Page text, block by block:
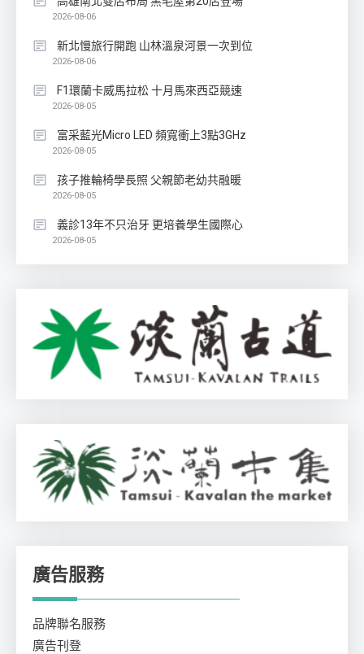
2026-08-06
新北慢旅行開跑 山林溫泉河景一次到位
2026-08-06
F1環蘭卡威馬拉松 十月馬來西亞競速
2026-08-05
富采藍光Micro LED 頻寬衝上3點3GHz
2026-08-05
孩子推輪椅學長照 父親節老幼共融暖
2026-08-05
義診13年不只治牙 更培養學生國際心
2026-08-05
廣告服務
品牌聯名服務
廣告刊登